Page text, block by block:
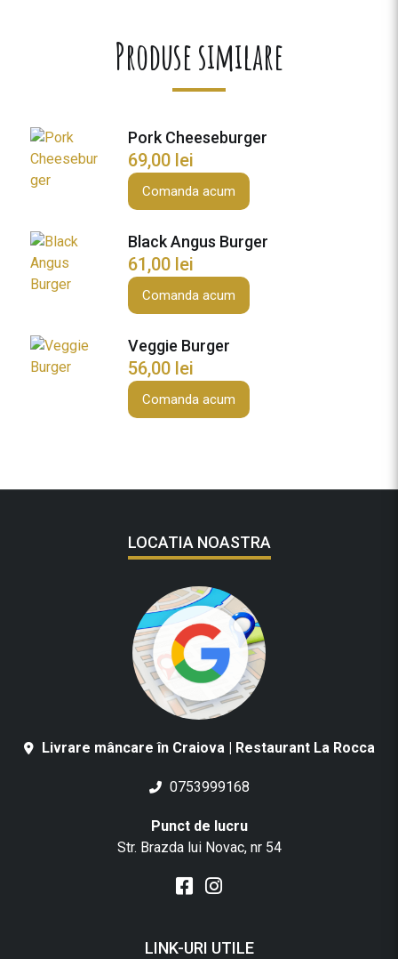
Produse similare
Pork Cheeseburger
69,00 lei
Comanda acum
Black Angus Burger
61,00 lei
Comanda acum
Veggie Burger
56,00 lei
Comanda acum
LOCATIA NOASTRA
Livrare mâncare în Craiova | Restaurant La Rocca
0753999168
Punct de lucru
Str. Brazda lui Novac, nr 54
LINK-URI UTILE